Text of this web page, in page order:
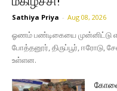
Sathiya Priya - Aug 08, 2026
ஓணம் பண்டிகையை முன்னிட்டு
போத்தனூர், திருப்பூர், ஈரோடு,
உள்ளன.